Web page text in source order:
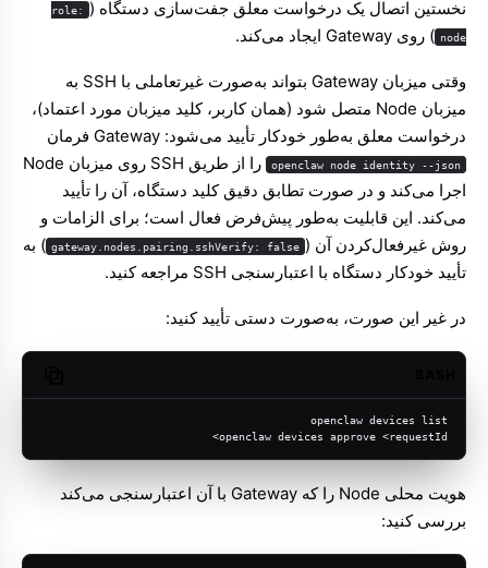
نخستین اتصال یک درخواست معلق جفت‌سازی دستگاه ( role:
node ) روی Gateway ایجاد می‌کند.
وقتی میزبان Gateway بتواند به‌صورت غیرتعاملی با SSH به
میزبان Node متصل شود (همان کاربر، کلید میزبان مورد اعتماد)،
درخواست معلق به‌طور خودکار تأیید می‌شود: Gateway فرمان
openclaw node identity --json
را از طریق SSH روی میزبان Node
اجرا می‌کند و در صورت تطابق دقیق کلید دستگاه، آن را تأیید
می‌کند. این قابلیت به‌طور پیش‌فرض فعال است؛ برای الزامات و
روش غیرفعال‌کردن آن ( gateway.nodes.pairing.sshVerify: false ) به
تأیید خودکار دستگاه با اعتبارسنجی SSH
مراجعه کنید.
در غیر این صورت، به‌صورت دستی تأیید کنید:
openclaw devices list
openclaw devices approve <requestId>
هویت محلی Node را که Gateway با آن اعتبارسنجی می‌کند
بررسی کنید: